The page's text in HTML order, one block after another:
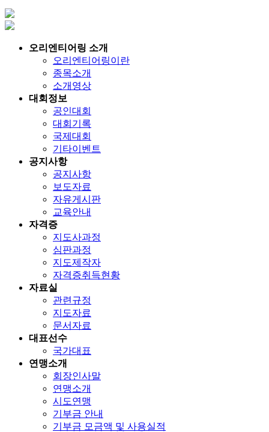
오리엔티어링 소개
오리엔티어링이란
종목소개
소개영상
대회정보
공인대회
대회기록
국제대회
기타이벤트
공지사항
공지사항
보도자료
자유게시판
교육안내
자격증
지도사과정
심판과정
지도제작자
자격증취득현황
자료실
관련규정
지도자료
문서자료
대표선수
국가대표
연맹소개
회장인사말
연맹소개
시도연맹
기부금 안내
기부금 모금액 및 사용실적